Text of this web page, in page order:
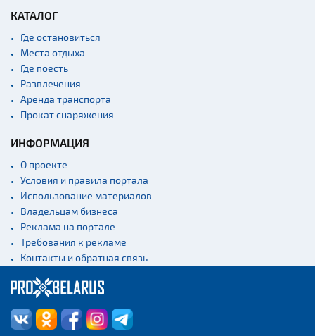
Костелы
Культурные центры
Театры
заказники
Концертные залы
Спортивные
сооружения
Веломаршруты
Аэропорты
Железнодорожные
вокзалы
КАТАЛОГ
Где остановиться
Места отдыха
Где поесть
Развлечения
Аренда транспорта
Прокат снаряжения
ИНФОРМАЦИЯ
О проекте
Условия и правила портала
Использование материалов
Владельцам бизнеса
Реклама на портале
Требования к рекламе
Контакты и обратная связь